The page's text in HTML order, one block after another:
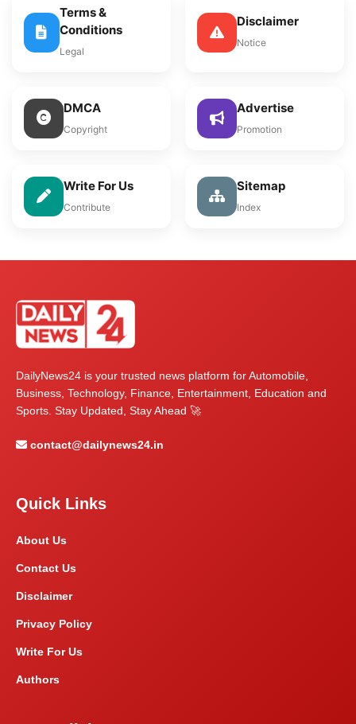
Terms &
Conditions
Legal
Disclaimer
Notice
DMCA
Copyright
Advertise
Promotion
Write For Us
Contribute
Sitemap
Index
DailyNews24 is your trusted news platform for Automobile,
Business, Technology, Finance, Entertainment, Education and
Sports. Stay Updated, Stay Ahead 🚀
contact@dailynews24.in
Quick Links
About Us
Contact Us
Disclaimer
Privacy Policy
Write For Us
Authors